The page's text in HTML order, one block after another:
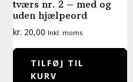
tværs nr. 2 – med og
uden hjælpeord
kr. 20,00 Inkl. moms
TILFØJ TIL
KURV